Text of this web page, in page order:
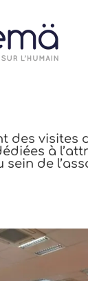
des visites
à
sein de